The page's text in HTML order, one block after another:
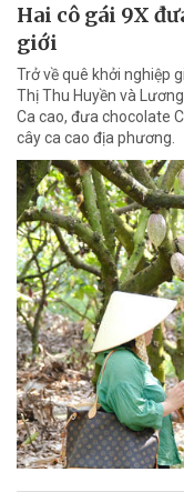
Hai cô gái 9X
giới
Trở về quê khởi nghiệp
Thị Thu Huyền và
Ca cao, đưa chocolate
cây ca cao địa phương.